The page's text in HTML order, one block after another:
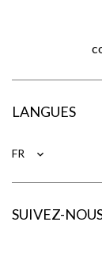
LANGUES
FR
SUIVEZ-